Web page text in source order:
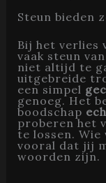
Steun bieden
Bij het verlies
vaak steun
niet altijd te
uitgebreide
een simpel
genoeg. Het
boodschap
proberen het
te lossen.
vooral dat jij
woorden zijn.